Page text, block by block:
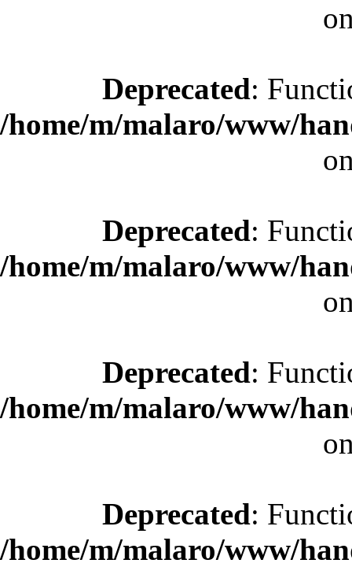
Deprecated:
/home/m/malaro/www/
Deprecated:
/home/m/malaro/www/
Deprecated:
/home/m/malaro/www/
Deprecated:
/home/m/malaro/www/